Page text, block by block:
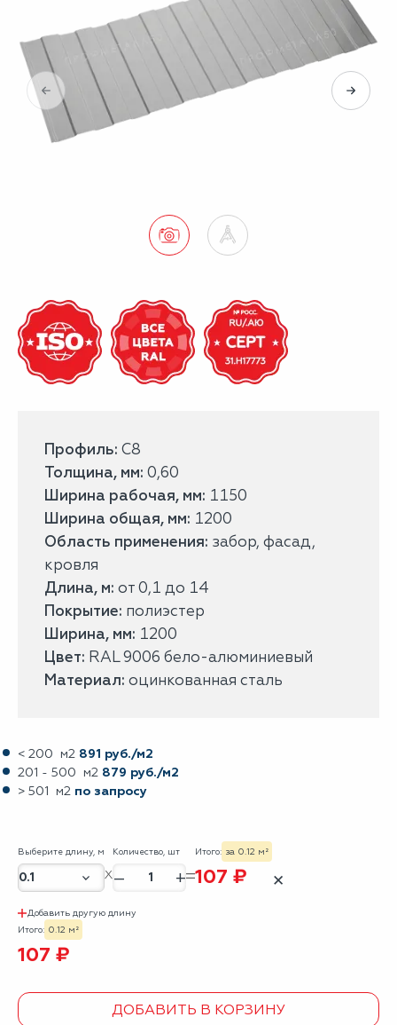
Профиль: С8
Толщина, мм: 0,60
Ширина рабочая, мм: 1150
Ширина общая, мм: 1200
Область применения: забор, фасад,
кровля
Длина, м: от 0,1 до 14
Покрытие: полиэстер
Ширина, мм: 1200
Цвет: RAL 9006 бело-алюминиевый
Материал: оцинкованная сталь
< 200 м2 891 руб./м2
201 - 500 м2 879 руб./м2
> 501 м2 по запросу
Выберите длину, м Количество, шт
– +
Итого: за 0.12 м²
107 ₽ ✕
Добавить другую длину
Итого: 0.12 м²
107 ₽
ДОБАВИТЬ В КОРЗИНУ